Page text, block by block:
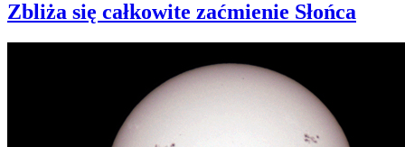
Zbliża się całkowite zaćmienie Słońca